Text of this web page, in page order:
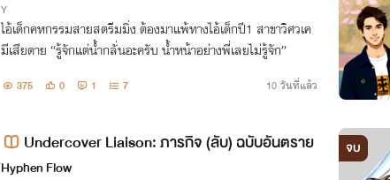
Y
ไอ้เด็กคหกรรมสายสตรีมมิ่ง ต้องมาแพ้ทางไอ้เด็กปี1 สาขาวิศวเค
มีเสียดาย “รู้จักแต่น้ำกลั่นอะครับ น้ำหน้าอย่างพี่เลยไม่รู้จัก”
375 0 1 7 10 วันที่แล้ว
Undercover Liaison: ภารกิจ (ลับ) ฉบับอันตราย
Hyphen Flow
จบ